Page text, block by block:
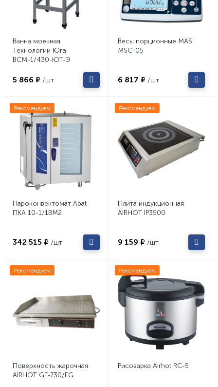
Ванна моечная
Технологии Юга
ВСМ-1/430-ЮТ-Э
5 866 ₽ /шт
Весы порционные MAS
MSC-05
6 817 ₽ /шт
Рекомендуем
Пароконвектомат Abat
ПКА 10-1/1ВМ2
342 515 ₽ /шт
Рекомендуем
Плита индукционная
AIRHOT IP3500
9 159 ₽ /шт
Рекомендуем
Поверхность жарочная
AIRHOT GE-730/FG
Рекомендуем
Рисоварка Airhot RC-5